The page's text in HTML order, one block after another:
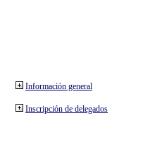
Información general
Inscripción de delegados